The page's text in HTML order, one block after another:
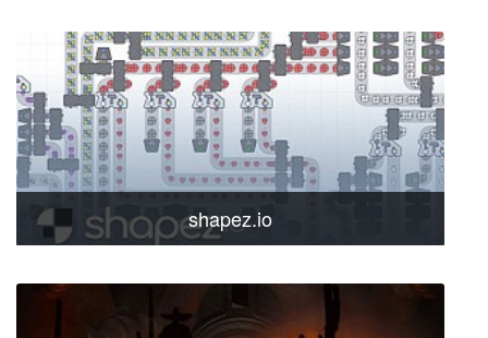
shapez.io